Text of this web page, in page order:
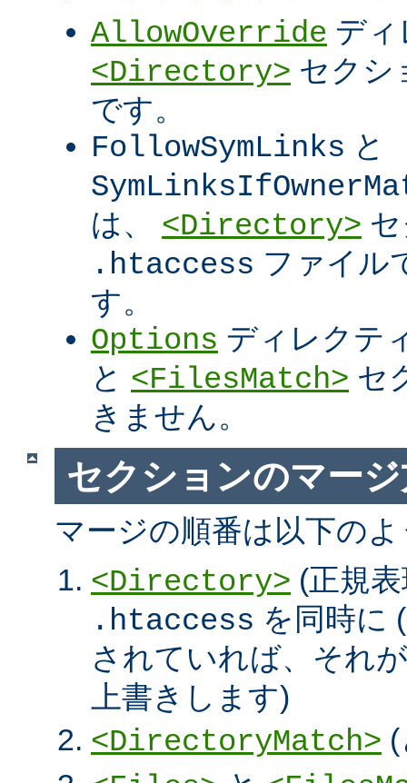
AllowOverride デ
<Directory> セクシ
です。
FollowSymLinks と
は、 <Directory>
.htaccess ファイル
す。
Options ディレクテ
と <FilesMatch> セ
きません。
セクションのマー
マージの順番は以下の
<Directory> (正規
.htaccess を同時に (
されていれば、それ
上書きします)
<DirectoryMatch>